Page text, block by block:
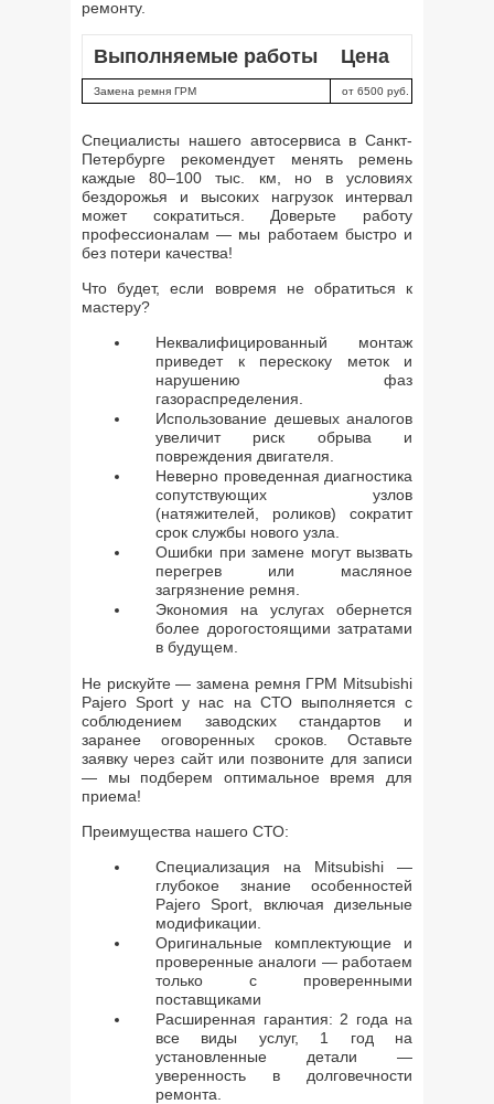
ремонту.
Выполняемые работы Цена
Замена ремня ГРМ от 6500 руб.
Специалисты нашего автосервиса в Санкт-
Петербурге рекомендует менять ремень
каждые 80–100 тыс. км, но в условиях
бездорожья и высоких нагрузок интервал
может сократиться. Доверьте работу
профессионалам — мы работаем быстро и
без потери качества!
Что будет, если вовремя не обратиться к
мастеру?
Неквалифицированный монтаж
приведет к перескоку меток и
нарушению фаз
газораспределения.
Использование дешевых аналогов
увеличит риск обрыва и
повреждения двигателя.
Неверно проведенная диагностика
сопутствующих узлов
(натяжителей, роликов) сократит
срок службы нового узла.
Ошибки при замене могут вызвать
перегрев или масляное
загрязнение ремня.
Экономия на услугах обернется
более дорогостоящими затратами
в будущем.
Не рискуйте — замена ремня ГРМ Mitsubishi
Pajero Sport у нас на СТО выполняется с
соблюдением заводских стандартов и
заранее оговоренных сроков. Оставьте
заявку через сайт или позвоните для записи
— мы подберем оптимальное время для
приема!
Преимущества нашего СТО:
Специализация на Mitsubishi —
глубокое знание особенностей
Pajero Sport, включая дизельные
модификации.
Оригинальные комплектующие и
проверенные аналоги — работаем
только с проверенными
поставщиками
Расширенная гарантия: 2 года на
все виды услуг, 1 год на
установленные детали —
уверенность в долговечности
ремонта.